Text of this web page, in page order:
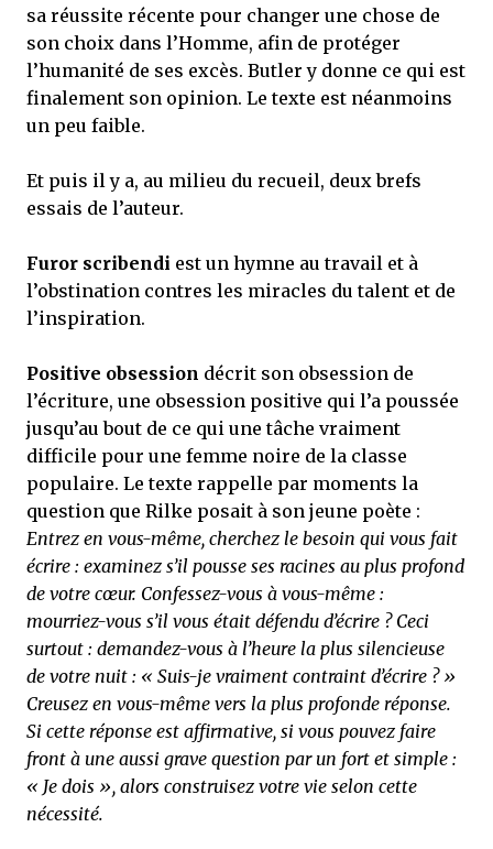
sa réussite récente pour changer une chose de
son choix dans l’Homme, afin de protéger
l’humanité de ses excès. Butler y donne ce qui est
finalement son opinion. Le texte est néanmoins
un peu faible.
Et puis il y a, au milieu du recueil, deux brefs
essais de l’auteur.
Furor scribendi est un hymne au travail et à
l’obstination contres les miracles du talent et de
l’inspiration.
Positive obsession décrit son obsession de
l’écriture, une obsession positive qui l’a poussée
jusqu’au bout de ce qui une tâche vraiment
difficile pour une femme noire de la classe
populaire. Le texte rappelle par moments la
question que Rilke posait à son jeune poète :
Entrez en vous-même, cherchez le besoin qui vous fait
écrire : examinez s’il pousse ses racines au plus profond
de votre cœur. Confessez-vous à vous-même :
mourriez-vous s’il vous était défendu d’écrire ? Ceci
surtout : demandez-vous à l’heure la plus silencieuse
de votre nuit : « Suis-je vraiment contraint d’écrire ? »
Creusez en vous-même vers la plus profonde réponse.
Si cette réponse est affirmative, si vous pouvez faire
front à une aussi grave question par un fort et simple :
« Je dois », alors construisez votre vie selon cette
nécessité.